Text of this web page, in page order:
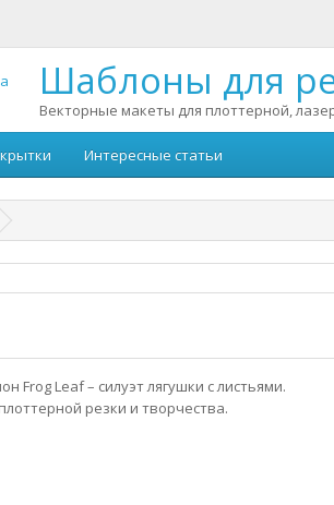
Шаблоны для
Векторные макеты для плоттерной,
Интересные статьи
Frog Leaf – силуэт лягушки с листьями.
резки и творчества.